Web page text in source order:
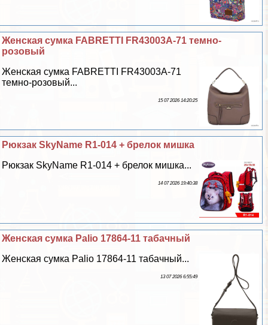
Женская сумка FABRETTI FR43003A-71 темно-
розовый
Женская сумка FABRETTI FR43003A-71
темно-розовый...
15 07 2026 14:20:25
Рюкзак SkyName R1-014 + брелок мишка
Рюкзак SkyName R1-014 + брелок мишка...
14 07 2026 19:40:38
Женская сумка Palio 17864-11 табачный
Женская сумка Palio 17864-11 табачный...
13 07 2026 6:55:49